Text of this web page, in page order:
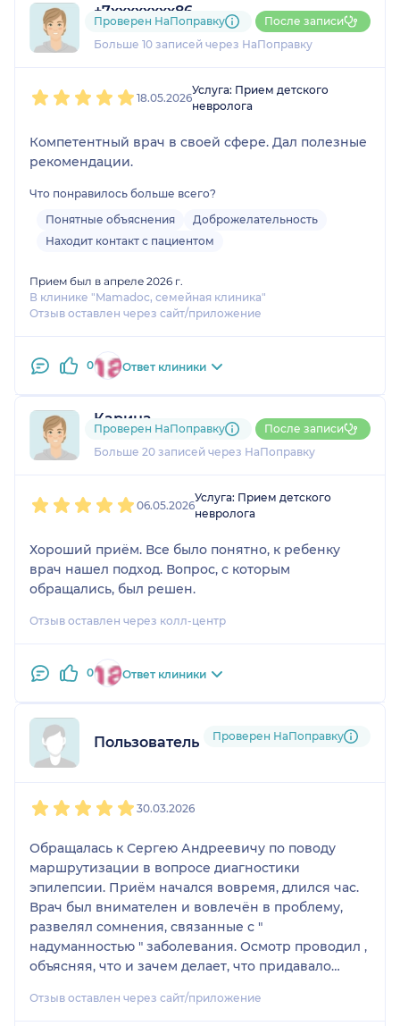
+7xxxxxxxx86
4 отзываи1 оценка
Больше 10 записей через НаПоправку
Проверен НаПоправку После записи
18.05.2026
Услуга: Прием детского
невролога
Компетентный врач в своей сфере. Дал полезные
рекомендации.
Что понравилось больше всего?
Понятные объяснения
Доброжелательность
Находит контакт с пациентом
Прием был в апреле 2026 г.
В клинике "Mamadoc, семейная клиника"
Отзыв оставлен через сайт/приложение
0 Ответ клиники
Карина
7 отзывов
Больше 20 записей через НаПоправку
Проверен НаПоправку После записи
06.05.2026
Услуга: Прием детского
невролога
Хороший приём. Все было понятно, к ребенку
врач нашел подход. Вопрос, с которым
обращались, был решен.
Отзыв оставлен через колл-центр
0 Ответ клиники
Пользователь НаПоправку
Проверен НаПоправку
30.03.2026
Обращалась к Сергею Андреевичу по поводу
маршрутизации в вопросе диагностики
эпилепсии. Приëм начался вовремя, длился час.
Врач был внимателен и вовлечëн в проблему,
развелял сомнения, связанные с "
надуманностью " заболевания. Осмотр проводил ,
объясняя, что и зачем делает, что придавало
маршрутизации, объяснены смысл исследований,
Отзыв оставлен через сайт/приложение